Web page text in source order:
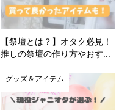
【祭壇とは？】オタク必見！
推しの祭壇の作り方やおす...
グッズ＆アイテム